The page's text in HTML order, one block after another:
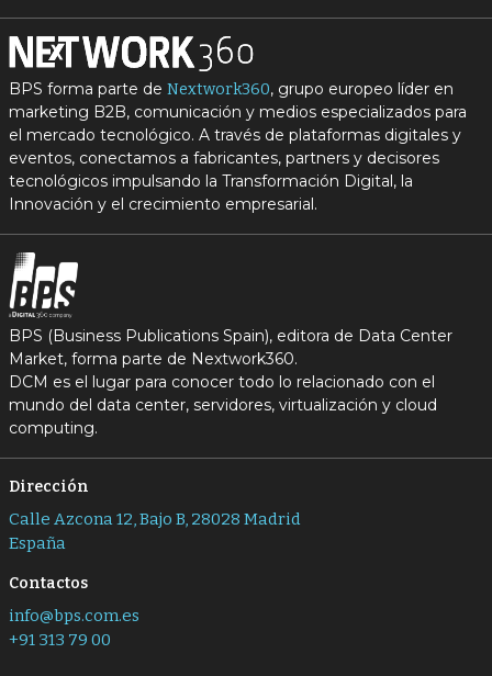
BPS forma parte de Nextwork360, grupo europeo líder en
marketing B2B, comunicación y medios especializados para
el mercado tecnológico. A través de plataformas digitales y
eventos, conectamos a fabricantes, partners y decisores
tecnológicos impulsando la Transformación Digital, la
Innovación y el crecimiento empresarial.
BPS (Business Publications Spain), editora de Data Center
Market, forma parte de Nextwork360.
DCM es el lugar para conocer todo lo relacionado con el
mundo del data center, servidores, virtualización y cloud
computing.
Dirección
Calle Azcona 12, Bajo B, 28028 Madrid
España
Contactos
info@bps.com.es
+91 313 79 00